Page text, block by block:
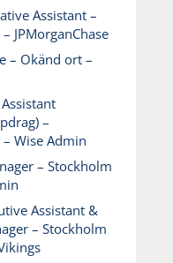
Assistant –
JPMorganChase
– Okänd ort –
–
Wise Admin
– Stockholm
Assistant &
– Stockholm